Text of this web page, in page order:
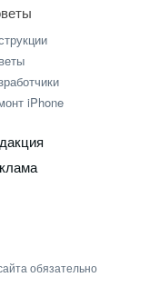
iPhone
обязательно